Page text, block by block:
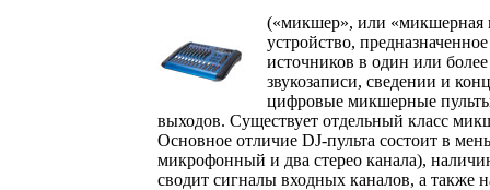
(«микшер», или «микшерная
устройство,
источников в один или
звукозаписи, сведении и
цифровые микшерные
выходов. Существует отдельный класс
Основное отличие DJ-пульта состоит в
микрофонный и два стерео канала),
сводит сигналы входных каналов, а также